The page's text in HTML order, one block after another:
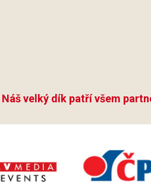
Náš velký dík patří všem